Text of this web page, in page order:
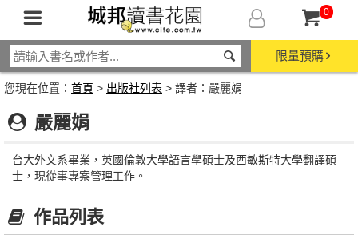
0
限量預購
您現在位置： 首頁 > 出版社列表 > 譯者：嚴麗娟
嚴麗娟
台大外文系畢業，英國倫敦大學語言學碩士及西敏斯特大學翻譯碩
士，現從事專案管理工作。
作品列表